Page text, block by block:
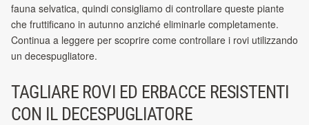
fauna selvatica, quindi consigliamo di controllare queste piante
che fruttificano in autunno anziché eliminarle completamente.
Continua a leggere per scoprire come controllare i rovi utilizzando
un decespugliatore.
TAGLIARE ROVI ED ERBACCE RESISTENTI
CON IL DECESPUGLIATORE